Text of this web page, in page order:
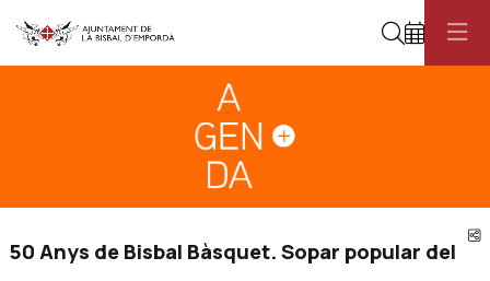
Cerca
50 Anys de Bisbal Bàsquet. Sopar popular del